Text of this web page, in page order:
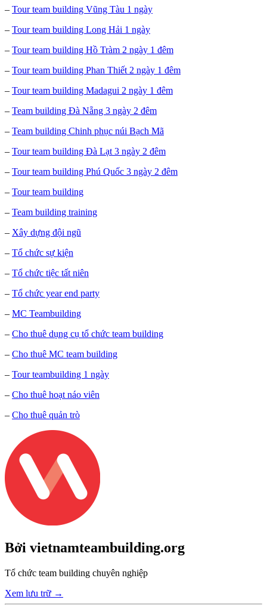
– Tour team building Vũng Tàu 1 ngày
– Tour team building Long Hải 1 ngày
– Tour team building Hồ Tràm 2 ngày 1 đêm
– Tour team building Phan Thiết 2 ngày 1 đêm
– Tour team building Madagui 2 ngày 1 đêm
– Team building Đà Nẵng 3 ngày 2 đêm
– Team building Chinh phục núi Bạch Mã
– Tour team building Đà Lạt 3 ngày 2 đêm
– Tour team building Phú Quốc 3 ngày 2 đêm
– Tour team building
– Team building training
– Xây dựng đội ngũ
– Tổ chức sự kiện
– Tổ chức tiệc tất niên
– Tổ chức year end party
– MC Teambuilding
– Cho thuê dụng cụ tổ chức team building
– Cho thuê MC team building
– Tour teambuilding 1 ngày
– Cho thuê hoạt náo viên
– Cho thuê quản trò
Bởi vietnamteambuilding.org
Tổ chức team building chuyên nghiệp
Xem lưu trữ →